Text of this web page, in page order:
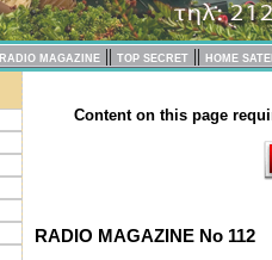
RADIO MAGAZINE || TOP SECRET || HOME
Content on this page
RADIO MAGAZINE No 112